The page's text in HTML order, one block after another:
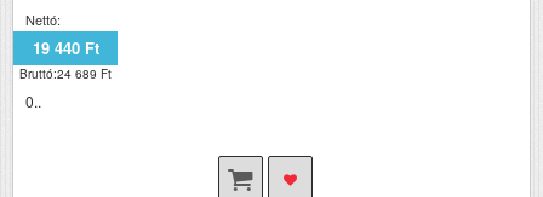
Nettó:
19 440 Ft
Bruttó:24 689 Ft
0..